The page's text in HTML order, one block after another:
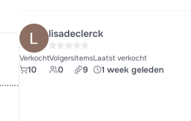
lisadeclerck
Verkocht
10
Volgers
0
Items
9
Laatst verkocht
1 week geleden